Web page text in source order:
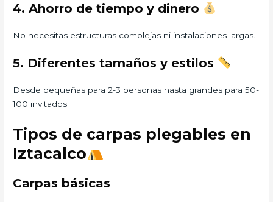
4. Ahorro de tiempo y dinero
No necesitas estructuras complejas ni instalaciones largas.
5. Diferentes tamaños y estilos
Desde pequeñas para 2-3 personas hasta grandes para 50-
100 invitados.
Tipos de carpas plegables en
Iztacalco
Carpas básicas